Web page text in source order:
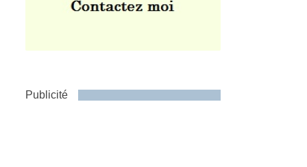
Publicité